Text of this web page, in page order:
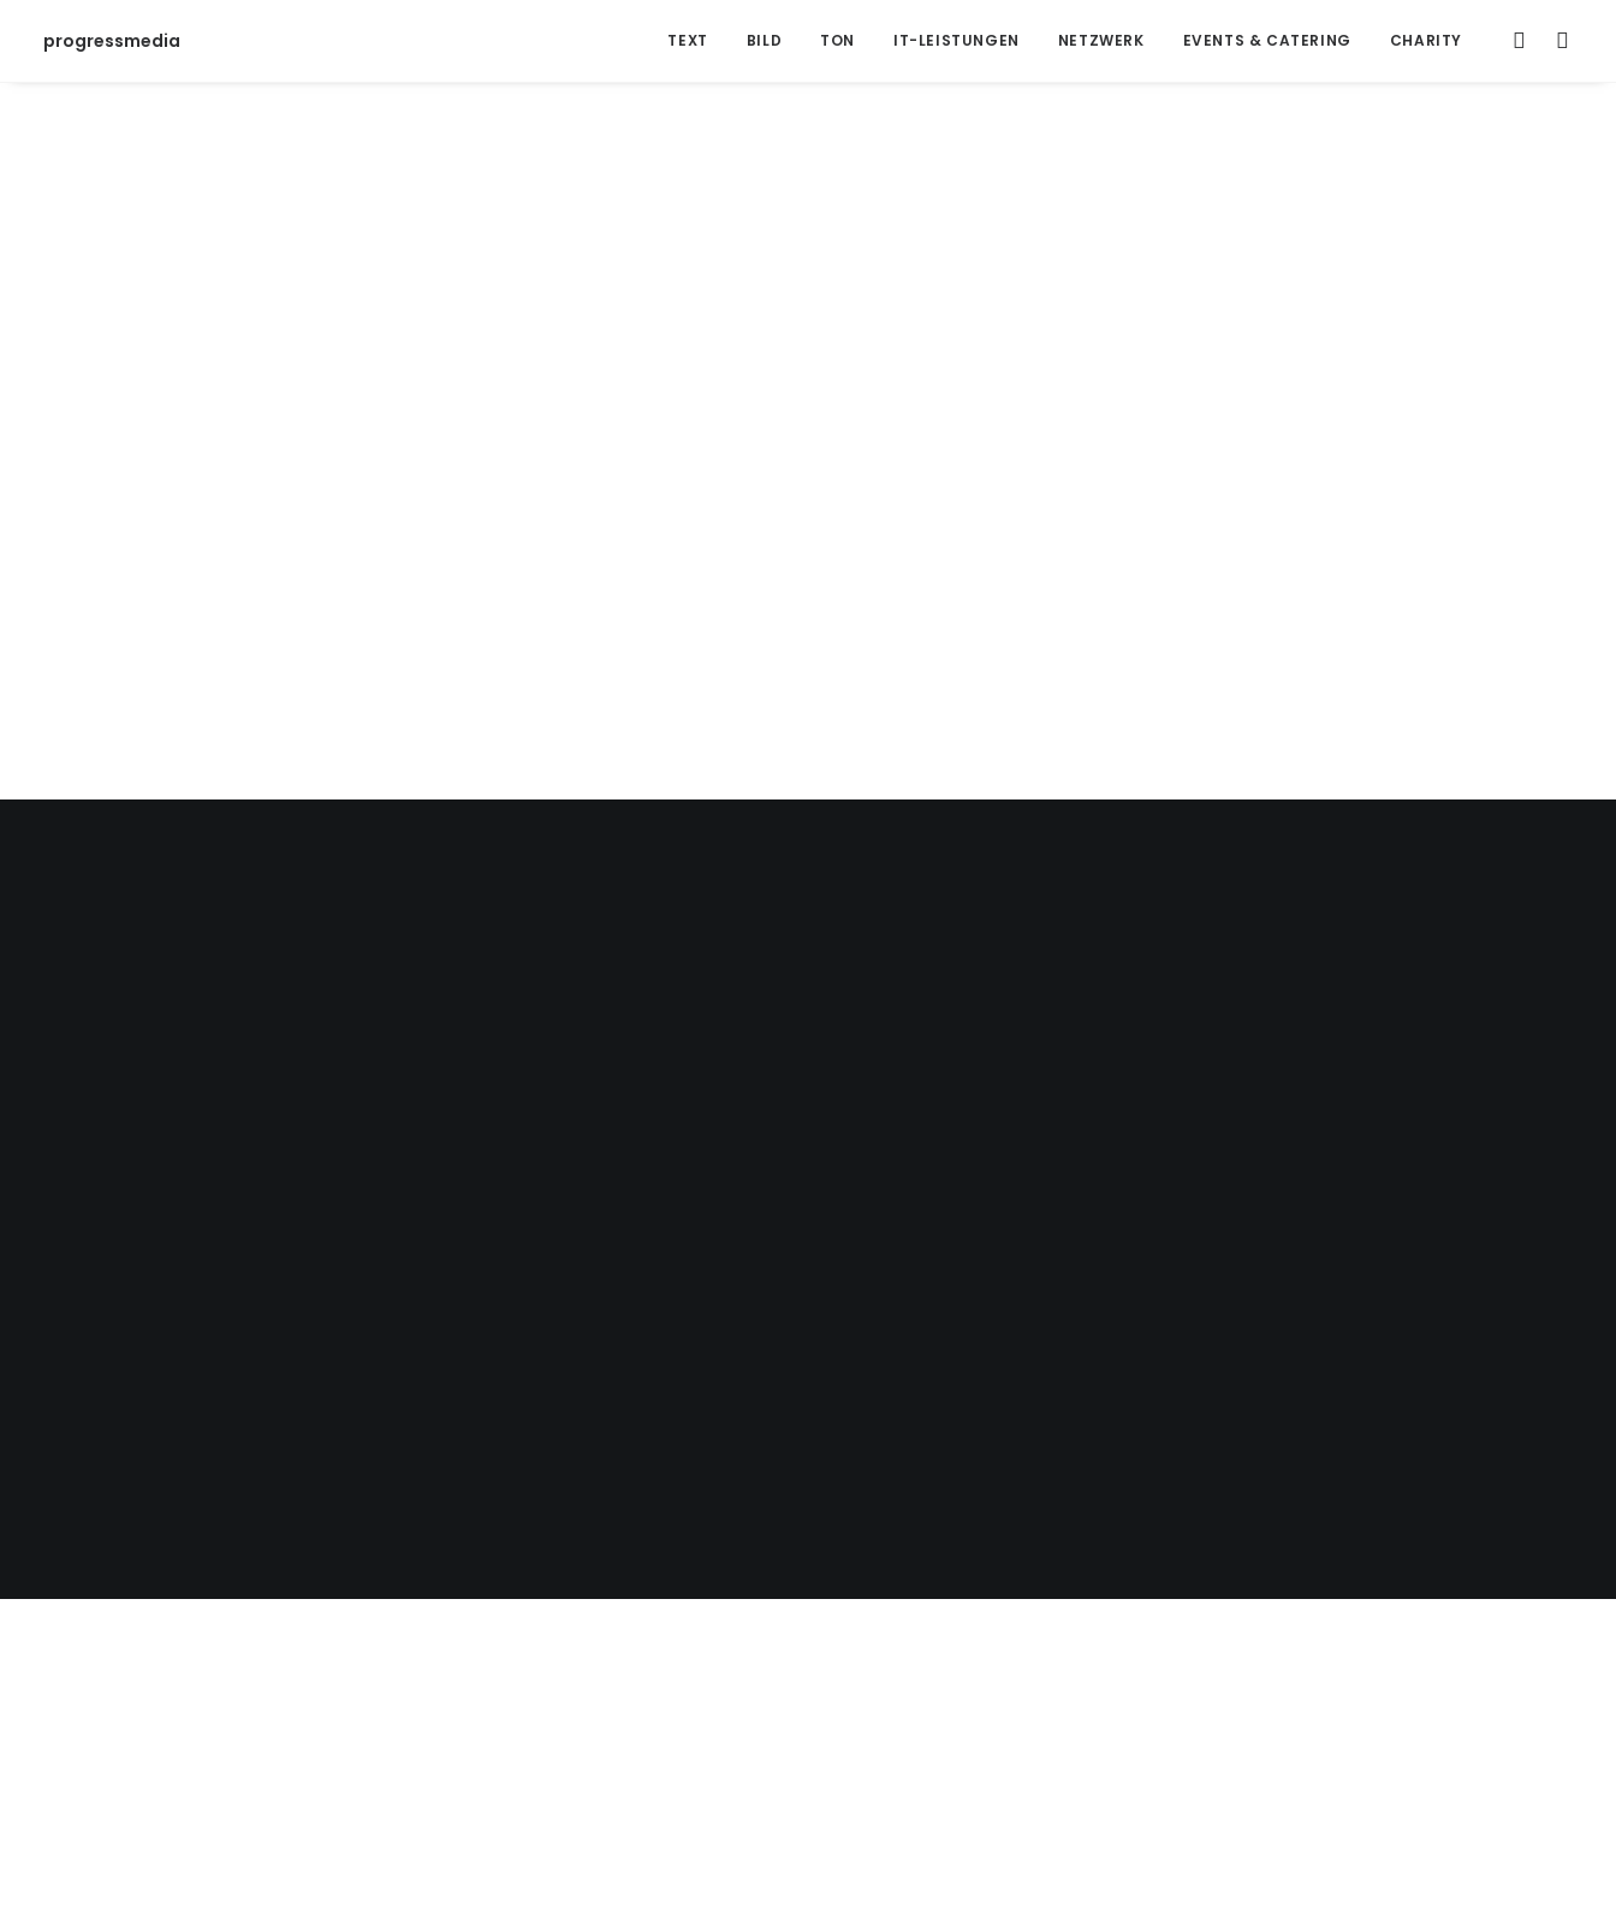
progressmedia TEXT BILD TON IT-LEISTUNGEN NETZWERK EVENTS & CATERING CHARITY